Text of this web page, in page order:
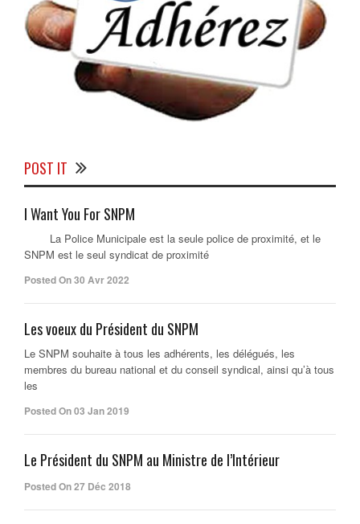
POST IT
I Want You For SNPM
La Police Municipale est la seule police de proximité, et le
SNPM est le seul syndicat de proximité
Posted On 30 Avr 2022
Les voeux du Président du SNPM
Le SNPM souhaite à tous les adhérents, les délégués, les
membres du bureau national et du conseil syndical, ainsi qu’à tous
les
Posted On 03 Jan 2019
Le Président du SNPM au Ministre de l’Intérieur
Posted On 27 Déc 2018